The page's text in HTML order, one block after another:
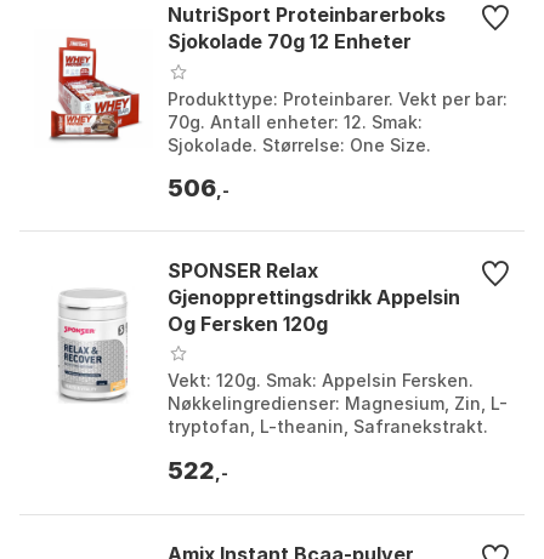
NutriSport Proteinbarerboks
Sjokolade 70g 12 Enheter
Produkttype: Proteinbarer. Vekt per bar:
70g. Antall enheter: 12. Smak:
Sjokolade. Størrelse: One Size.
506 ,-
SPONSER Relax
Gjenopprettingsdrikk Appelsin
Og Fersken 120g
Vekt: 120g. Smak: Appelsin Fersken.
Nøkkelingredienser: Magnesium, Zin, L-
tryptofan, L-theanin, Safranekstrakt.
restitusjo...
522 ,-
Amix Instant Bcaa-pulver